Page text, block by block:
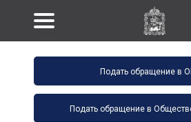
Подать обращение в
Подать обращение в